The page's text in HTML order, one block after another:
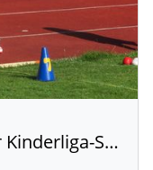
Spannender Abschluss der Kinderliga-Saison